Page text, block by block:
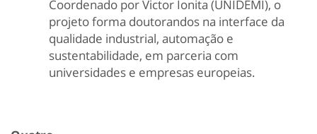
Coordenado por Victor Ionita (UNIDEMI), o
projeto forma doutorandos na interface da
qualidade industrial, automação e
sustentabilidade, em parceria com
universidades e empresas europeias.